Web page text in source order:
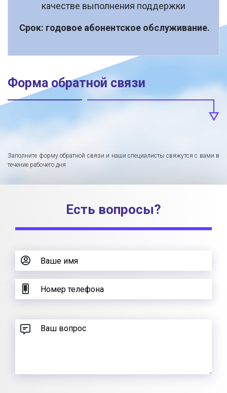
качестве выполнения поддержки
Срок: годовое абонентское обслуживание.
Форма обратной связи
Заполните форму обратной связи и наши специалисты свяжутся с вами в
течение рабочего дня
Есть вопросы?